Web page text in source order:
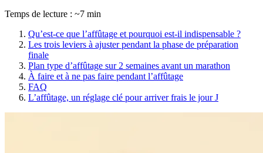
Temps de lecture : ~7 min
Qu’est-ce que l’affûtage et pourquoi est-il indispensable ?
Les trois leviers à ajuster pendant la phase de préparation
finale
Plan type d’affûtage sur 2 semaines avant un marathon
À faire et à ne pas faire pendant l’affûtage
FAQ
L’affûtage, un réglage clé pour arriver frais le jour J